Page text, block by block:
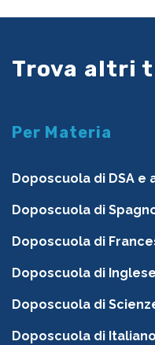
Trova altri
Per Materia
Doposcuola di DSA e
Doposcuola di
Doposcuola di
Doposcuola di
Doposcuola di
Doposcuola di